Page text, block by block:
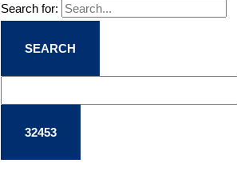
Search for: